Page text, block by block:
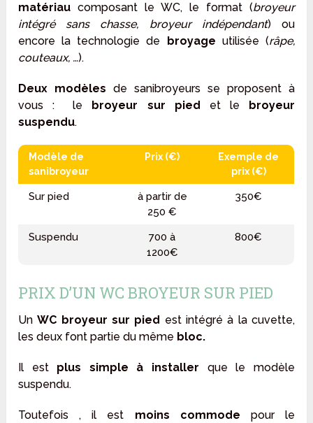
matériau composant le WC, le format (broyeur
intégré sans chasse, broyeur indépendant) ou
encore la technologie de
broyage utilisée (râpe,
couteaux, …).
Deux modèles de sanibroyeurs se proposent à
vous : le
broyeur sur pied et le
broyeur
suspendu.
Modèle de
sanibroyeur
Prix (€)
Exemple de
prix (€)
Sur pied
à partir de
250 €
350€
Suspendu
700 à
1200€
800€
PRIX D’UN WC BROYEUR SUR PIED
UnWC broyeur sur pied est intégré à la cuvette,
les deux font partie du même bloc.
Il est plus simple à installer que le modèle
suspendu.
Toutefois , il est moins commode pour le